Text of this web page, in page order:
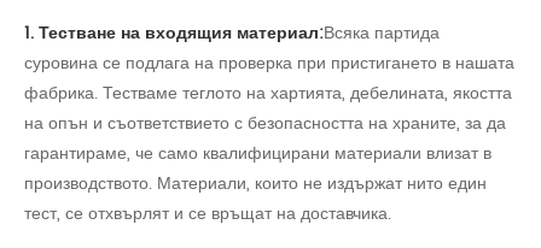
1. Тестване на входящия материал:Всяка партида
суровина се подлага на проверка при пристигането в нашата
фабрика. Тестваме теглото на хартията, дебелината, якостта
на опън и съответствието с безопасността на храните, за да
гарантираме, че само квалифицирани материали влизат в
производството. Материали, които не издържат нито един
тест, се отхвърлят и се връщат на доставчика.